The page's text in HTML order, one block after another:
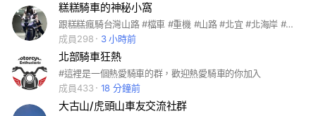
糕糕騎車的神秘小窩
跟糕糕瘋騎台灣山路 #檔車 #重機 #山路 #北宜 #北海岸 #陽金 #台七乙
成員298
3 小時前
北部騎車狂熱
#這裡是一個熱愛騎車的群，歡迎熱愛騎車的你加入
成員433
18 分鐘前
大古山/虎頭山車友交流社群